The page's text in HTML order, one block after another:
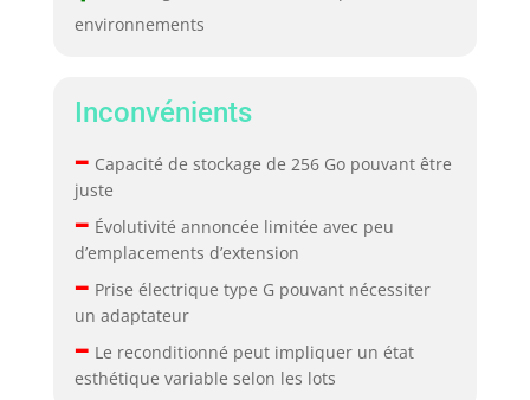
environnements
Inconvénients
– Capacité de stockage de 256 Go pouvant être
juste
– Évolutivité annoncée limitée avec peu
d’emplacements d’extension
– Prise électrique type G pouvant nécessiter
un adaptateur
– Le reconditionné peut impliquer un état
esthétique variable selon les lots